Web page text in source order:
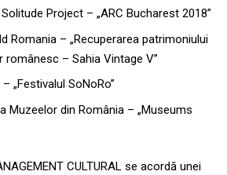
Project – „ARC Bucharest 2018”
Romania – „Recuperarea patrimoniului
– Sahia Vintage V”
„Festivalul SoNoRo”
Muzeelor din România – „Museums
CULTURAL se acordă unei